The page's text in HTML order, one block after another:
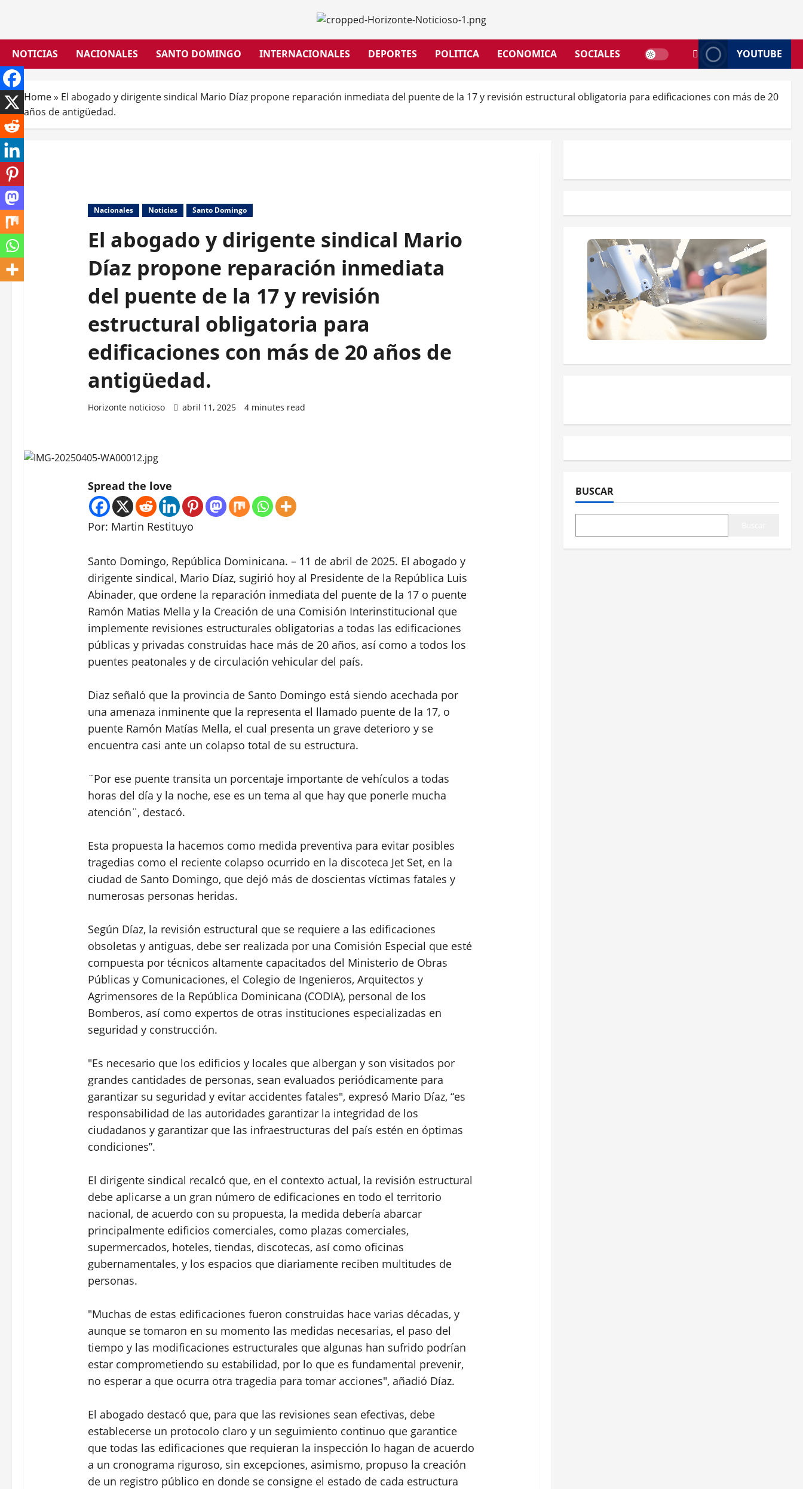
content
NOTICIAS
NACIONALES SANTO DOMINGO INTERNACIONALES DEPORTES POLITICA ECONOMICA SOCIALES YOUTUBE
Home» El abogado y dirigente sindical Mario Díaz propone reparación inmediata del puente de la 17 y revisión estructural obligatoria para edificaciones con más de 20
años de antigüedad.
Nacionales Noticias Santo Domingo
El abogado y dirigente sindical Mario
Díaz propone reparación inmediata
del puente de la 17 y revisión
estructural obligatoria para
edificaciones con más de 20 años de
antigüedad.
Horizonte noticioso abril 11, 2025 4 minutes read
Spread the love
Por: Martin Restituyo
Santo Domingo, República Dominicana. – 11 de abril de 2025. El abogado y
dirigente sindical, Mario Díaz, sugirió hoy al Presidente de la República Luis
Abinader, que ordene la reparación inmediata del puente de la 17 o puente
Ramón Matias Mella y la Creación de una Comisión Interinstitucional que
implemente revisiones estructurales obligatorias a todas las edificaciones
públicas y privadas construidas hace más de 20 años, así como a todos los
puentes peatonales y de circulación vehicular del país.
Diaz señaló que la provincia de Santo Domingo está siendo acechada por
una amenaza inminente que la representa el llamado puente de la 17, o
puente Ramón Matías Mella, el cual presenta un grave deterioro y se
encuentra casi ante un colapso total de su estructura.
¨Por ese puente transita un porcentaje importante de vehículos a todas
horas del día y la noche, ese es un tema al que hay que ponerle mucha
atención¨, destacó.
Esta propuesta la hacemos como medida preventiva para evitar posibles
tragedias como el reciente colapso ocurrido en la discoteca Jet Set, en la
ciudad de Santo Domingo, que dejó más de doscientas víctimas fatales y
numerosas personas heridas.
Según Díaz, la revisión estructural que se requiere a las edificaciones
obsoletas y antiguas, debe ser realizada por una Comisión Especial que esté
compuesta por técnicos altamente capacitados del Ministerio de Obras
Públicas y Comunicaciones, el Colegio de Ingenieros, Arquitectos y
Agrimensores de la República Dominicana (CODIA), personal de los
Bomberos, así como expertos de otras instituciones especializadas en
seguridad y construcción.
"Es necesario que los edificios y locales que albergan y son visitados por
grandes cantidades de personas, sean evaluados periódicamente para
garantizar su seguridad y evitar accidentes fatales", expresó Mario Díaz, “es
responsabilidad de las autoridades garantizar la integridad de los
ciudadanos y garantizar que las infraestructuras del país estén en óptimas
condiciones”.
El dirigente sindical recalcó que, en el contexto actual, la revisión estructural
debe aplicarse a un gran número de edificaciones en todo el territorio
nacional, de acuerdo con su propuesta, la medida debería abarcar
principalmente edificios comerciales, como plazas comerciales,
supermercados, hoteles, tiendas, discotecas, así como oficinas
gubernamentales, y los espacios que diariamente reciben multitudes de
personas.
"Muchas de estas edificaciones fueron construidas hace varias décadas, y
aunque se tomaron en su momento las medidas necesarias, el paso del
tiempo y las modificaciones estructurales que algunas han sufrido podrían
estar comprometiendo su estabilidad, por lo que es fundamental prevenir,
no esperar a que ocurra otra tragedia para tomar acciones", añadió Díaz.
El abogado destacó que, para que las revisiones sean efectivas, debe
establecerse un protocolo claro y un seguimiento continuo que garantice
que todas las edificaciones que requieran la inspección lo hagan de acuerdo
a un cronograma riguroso, sin excepciones, asimismo, propuso la creación
de un registro público en donde se consigne el estado de cada estructura
BUSCAR